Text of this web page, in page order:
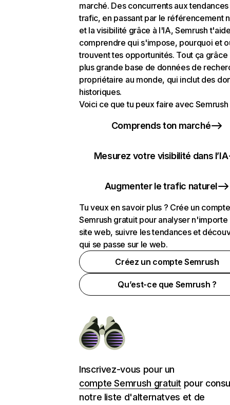
marché. Des concurrents aux
trafic, en passant par le référencement
et la visibilité grâce à l'IA, Semrush
comprendre qui s'impose, pourquoi et
trouvent tes opportunités. Tout ça grâce
plus grande base de données de
propriétaire au monde, qui inclut des
historiques.
Voici ce que tu peux faire avec Semrush
Comprends ton marché
Mesurez votre visibilité dans l’IA
Augmenter le trafic naturel
Tu veux en savoir plus ? Crée un compte
Semrush gratuit pour analyser n'importe
site web, suivre les tendances et
qui se passe sur le web.
Créez un compte Semrush
Qu’est-ce que Semrush ?
Inscrivez-vous pour un
compte Semrush gratuit pour
notre liste d'alternatves et de